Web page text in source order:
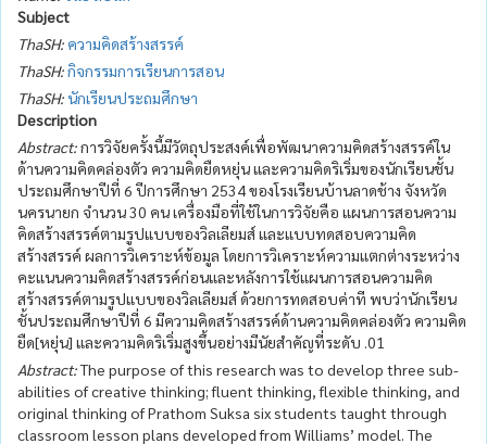
Subject
ThaSH: ความคิดสร้างสรรค์
ThaSH:กิจกรรมการเรียนการสอน
ThaSH:นักเรียนประถมศึกษา
Description
Abstract:การวิจัยครั้งนี้มีวัตถุประสงค์เพื่อพัฒนาความคิดสร้างสรรค์ใน
ด้านความคิดคล่องตัว ความคิดยืดหยุ่น และความคิดริเริ่มของนักเรียนชั้น
ประถมศึกษาปีที่ 6 ปีการศึกษา 2534 ของโรงเรียนบ้านลาดช้าง จังหวัด
นครนายก จำนวน 30 คน เครื่องมือที่ใช้ในการวิจัยคือ แผนการสอนความ
คิดสร้างสรรค์ตามรูปแบบของวิลเลียมส์ และแบบทดสอบความคิด
สร้างสรรค์ ผลการวิเคราะห์ข้อมูล โดยการวิเคราะห์ความแตกต่างระหว่าง
คะแนนความคิดสร้างสรรค์ก่อนและหลังการใช้แผนการสอนความคิด
สร้างสรรค์ตามรูปแบบของวิลเลียมส์ ด้วยการทดสอบค่าที พบว่านักเรียน
ชั้นประถมศึกษาปีที่ 6 มีความคิดสร้างสรรค์ด้านความคิดคล่องตัว ความคิด
ยืด[หยุ่น] และความคิดริเริ่มสูงขึ้นอย่างมีนัยสำคัญที่ระดับ .01
Abstract:The purpose of this research was to develop three sub-
abilities of creative thinking; fluent thinking, flexible thinking, and
original thinking of Prathom Suksa six students taught through
classroom lesson plans developed from Williams’ model. The